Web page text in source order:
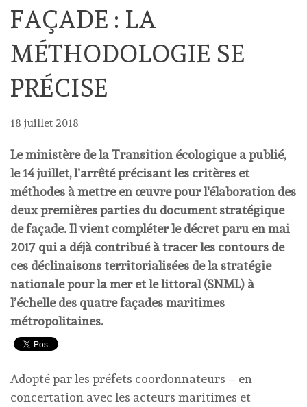
FAÇADE : LA
MÉTHODOLOGIE SE
PRÉCISE
18 juillet 2018
Le ministère de la Transition écologique a publié,
le 14 juillet, l’arrêté précisant les critères et
méthodes à mettre en œuvre pour l'élaboration des
deux premières parties du document stratégique
de façade. Il vient compléter le décret paru en mai
2017 qui a déjà contribué à tracer les contours de
ces déclinaisons territorialisées de la stratégie
nationale pour la mer et le littoral (SNML) à
l’échelle des quatre façades maritimes
métropolitaines.
Adopté par les préfets coordonnateurs – en
concertation avec les acteurs maritimes et